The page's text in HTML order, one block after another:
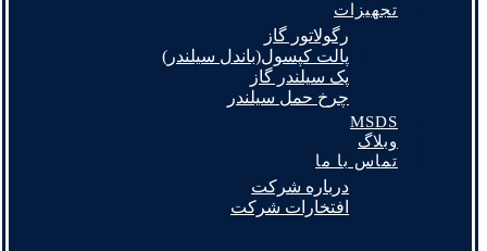
تجهیزات
رگولاتور گاز
پالت کپسول(باندل سیلندر)
پک سیلندر گاز
چرخ حمل سیلندر
MSDS
وبلاگ
تماس با ما
درباره شرکت
افتخارات شرکت